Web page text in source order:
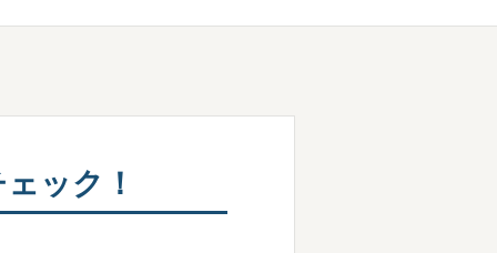
ック！